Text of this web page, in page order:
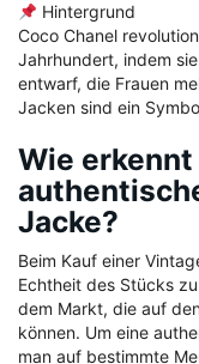
Hintergrund
Coco Chanel
Jahrhundert, indem
entwarf, die Frauen
Jacken sind ein
Wie erkennt
Jacke?
Beim Kauf einer
Echtheit des Stücks
dem Markt, die auf
können. Um eine
man auf bestimmte